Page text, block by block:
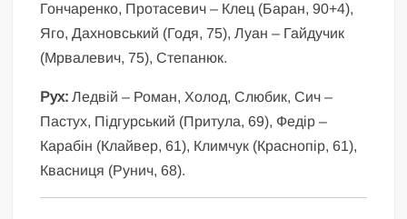
Гончаренко, Протасевич – Клец (Баран, 90+4),
Яго, Дахновський (Годя, 75), Луан – Гайдучик
(Мрвалевич, 75), Степанюк.
Рух: Ледвій – Роман, Холод, Слюбик, Сич –
Пастух, Підгурський (Притула, 69), Федір –
Карабін (Клайвер, 61), Климчук (Краснопір, 61),
Квасниця (Рунич, 68).